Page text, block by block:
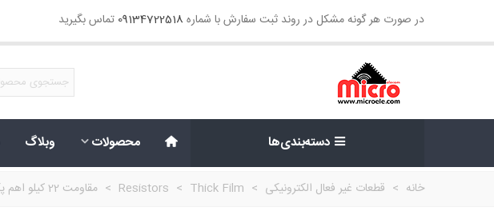
در صورت هر گونه مشکل در روند ثبت سفارش با شماره 09134722518 تماس بگیرید
دسته‌بندی‌ها محصولات وبلاگ
خانه > قطعات غیر فعال الکترونیکی >
Resistors > Thick Film
> مقاومت 22 کیلو اهم پکیج 0805